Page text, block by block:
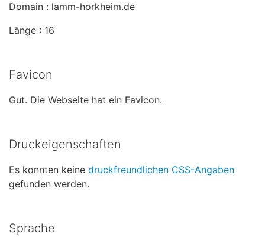
Domain : lamm-horkheim.de
Länge : 16
Favicon
Gut. Die Webseite hat ein Favicon.
Druckeigenschaften
Es konnten keine druckfreundlichen CSS-Angaben
gefunden werden.
Sprache